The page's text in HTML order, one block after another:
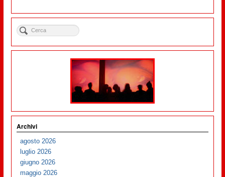
Archivi
agosto 2026
luglio 2026
giugno 2026
maggio 2026